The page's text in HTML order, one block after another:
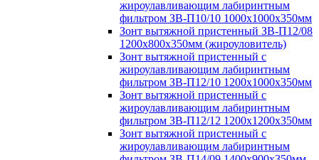
жироулавливающим лабиринтным
фильтром ЗВ-П10/10 1000х1000х350мм
Зонт вытяжной пристенный ЗВ-П12/08
1200х800х350мм (жироуловитель)
Зонт вытяжной пристенный с
жироулавливающим лабиринтным
фильтром ЗВ-П12/10 1200х1000х350мм
Зонт вытяжной пристенный с
жироулавливающим лабиринтным
фильтром ЗВ-П12/12 1200х1200х350мм
Зонт вытяжной пристенный с
жироулавливающим лабиринтным